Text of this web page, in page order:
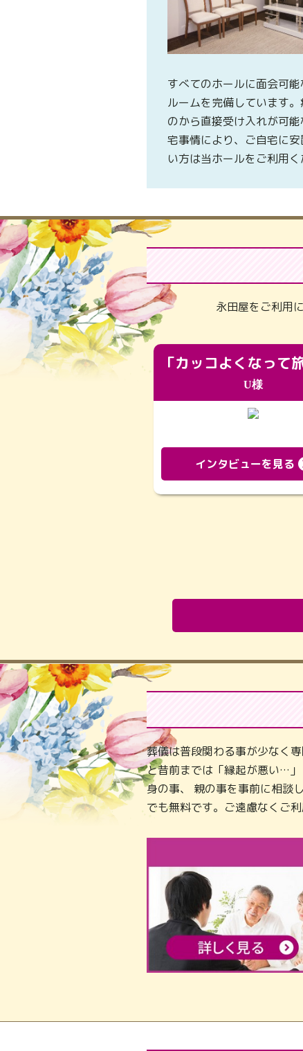
すべてのホールに面会可
ルームを完備しています。
のから直接受け入れが可
宅事情により、ご自宅に
い方は当ホールをご利用く
永田屋をご利用
U様
インタビューを見る
葬儀は普段関わる事が少なく
と昔前までは「縁起が悪い…
身の事、 親の事を事前に相談
でも無料です。ご遠慮なくご利